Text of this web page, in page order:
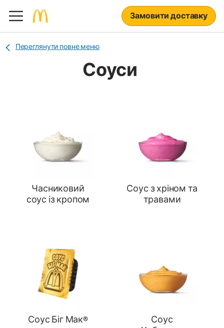
Замовити доставку
Переглянути повне меню
Соуси
Часниковий
соус із кропом
Соус з хріном та
травами
Соус Біг Мак®
Соус